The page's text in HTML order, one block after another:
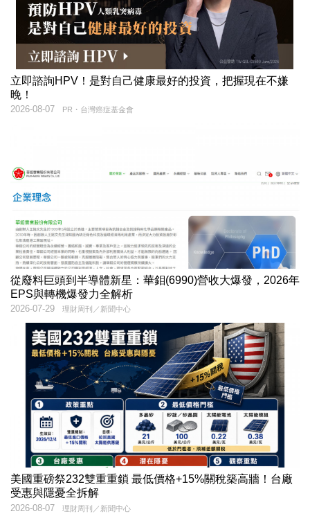
立即諮詢HPV！是對自己健康最好的投資，把握現在不嫌
晚！
PR・台灣癌症基金會
2026-08-07
從廢料巨頭到半導體新星：華鉬(6990)營收大爆發，2026年
EPS與轉機爆發力全解析
理財周刊／新聞中心
2026-07-29
美國重磅祭232雙重重鎖 最低價格+15%關稅築高牆！台廠
受惠與隱憂全拆解
理財周刊／新聞中心
2026-08-07